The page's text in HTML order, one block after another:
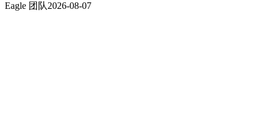
Eagle 团队2026-08-07